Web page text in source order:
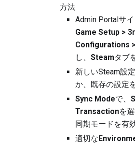
方法
Admin Portalサイ
Game Setup >
Configurations
し、 Steamタブ
新しいSteam設
か、既存の設定
Sync Modeで、
Transactionを
同期モードを有
適切な